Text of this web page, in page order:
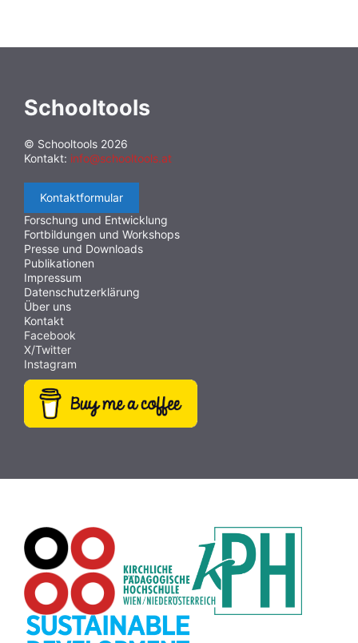
Schooltools
© Schooltools 2026
Kontakt: info@schooltools.at
Kontaktformular
Forschung und Entwicklung
Fortbildungen und Workshops
Presse und Downloads
Publikationen
Impressum
Datenschutzerklärung
Über uns
Kontakt
Facebook
X/Twitter
Instagram